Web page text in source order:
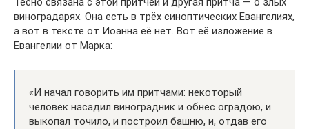
виноградарях. Она есть в трёх синоптических Евангелиях,
а вот в тексте от Иоанна её нет. Вот её изложение в
Евангелии от Марка:
«И начал говорить им притчами: некоторый
человек насадил виноградник и обнес оградою, и
выкопал точило, и построил башню, и, отдав его